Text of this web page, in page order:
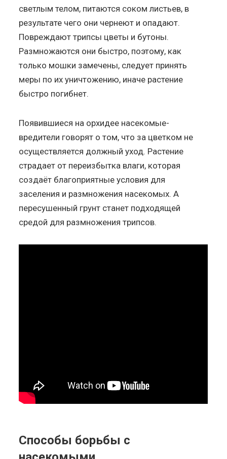
светлым телом, питаются соком листьев, в
результате чего они чернеют и опадают.
Повреждают трипсы цветы и бутоны.
Размножаются они быстро, поэтому, как
только мошки замечены, следует принять
меры по их уничтожению, иначе растение
быстро погибнет.
Появившиеся на орхидее насекомые-
вредители говорят о том, что за цветком не
осуществляется должный уход. Растение
страдает от переизбытка влаги, которая
создаёт благоприятные условия для
заселения и размножения насекомых. А
пересушенный грунт станет подходящей
средой для размножения трипсов.
Способы борьбы с